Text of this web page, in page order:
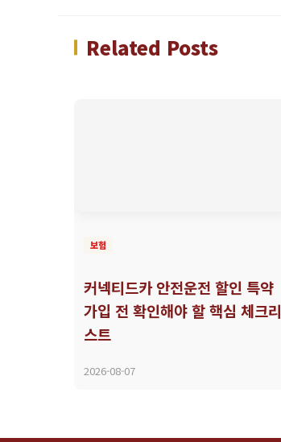
Related Posts
보험
커넥티드카 안전운전 할인 특약
가입 전 확인해야 할 핵심 체크리
스트
2026-08-07